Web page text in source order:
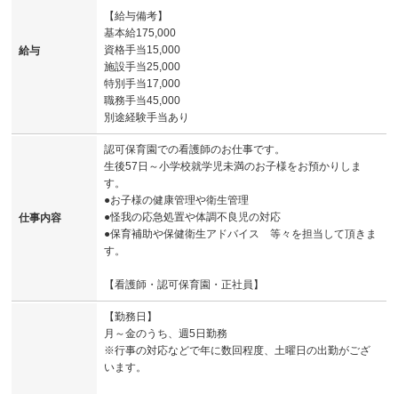
給与
【給与備考】
基本給175,000
資格手当15,000
施設手当25,000
特別手当17,000
職務手当45,000
別途経験手当あり
仕事内容
認可保育園での看護師のお仕事です。
生後57日～小学校就学児未満のお子様をお預かりしま
す。
●お子様の健康管理や衛生管理
●怪我の応急処置や体調不良児の対応
●保育補助や保健衛生アドバイス 等々を担当して頂きま
す。
【看護師・認可保育園・正社員】
【勤務日】
月～金のうち、週5日勤務
※行事の対応などで年に数回程度、土曜日の出勤がござ
います。